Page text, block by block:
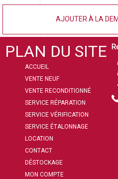
AJOUTER À LA
PLAN DU SITE
ACCUEIL
VENTE NEUF
VENTE RECONDITIONNÉ
SERVICE RÉPARATION
SERVICE VÉRIFICATION
SERVICE ÉTALONNAGE
LOCATION
CONTACT
DÉSTOCKAGE
MON COMPTE